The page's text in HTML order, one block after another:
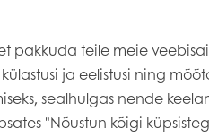
pakkuda teile meie
ja eelistusi ning
sealhulgas nende
"Nõustun kõigi